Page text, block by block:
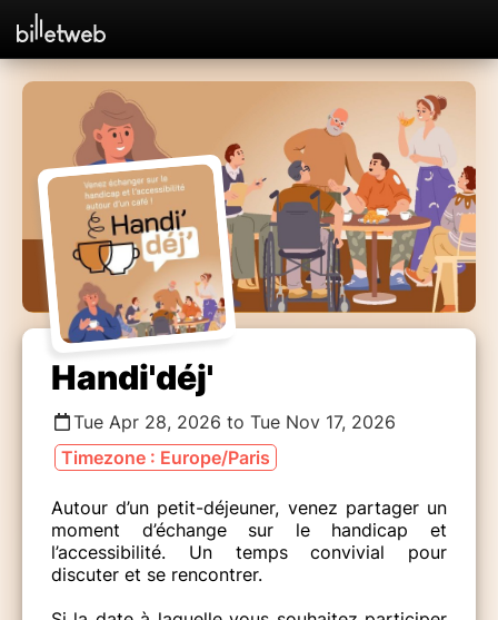
Handi'déj'
Tue Apr 28, 2026 to Tue Nov 17, 2026
Timezone : Europe/Paris
Autour d’un petit-déjeuner, venez partager un
moment d’échange sur le handicap et
l’accessibilité. Un temps convivial pour
discuter et se rencontrer.